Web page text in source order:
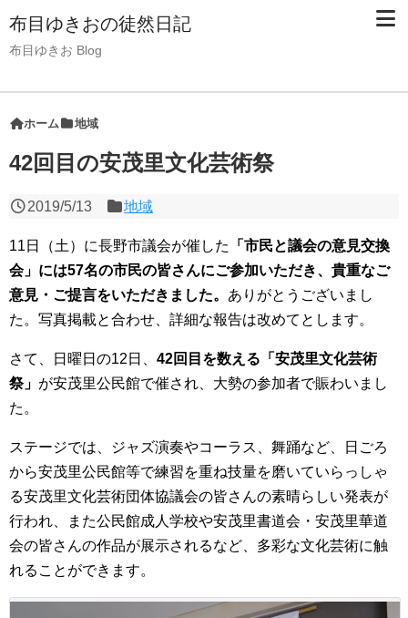
布目ゆきおの徒然日記
布目ゆきお Blog
ホーム 地域
42回目の安茂里文化芸術祭
2019/5/13 地域
11日（土）に長野市議会が催した
「市民と議会の意見交換
会」には57名の市民の皆さんにご参加いただき、貴重なご
意見・ご提言をいただきました。 ありがとうございまし
た。写真掲載と合わせ、詳細な報告は改めてとします。
さて、日曜日の12日、 42回目を数える「安茂里文化芸術
祭」 が安茂里公民館で催され、大勢の参加者で賑わいまし
た。
ステージでは、ジャズ演奏やコーラス、舞踊など、日ごろ
から安茂里公民館等で練習を重ね技量を磨いていらっしゃ
る安茂里文化芸術団体協議会の皆さんの素晴らしい発表が
行われ、また公民館成人学校や安茂里書道会・安茂里華道
会の皆さんの作品が展示されるなど、多彩な文化芸術に触
れることができます。